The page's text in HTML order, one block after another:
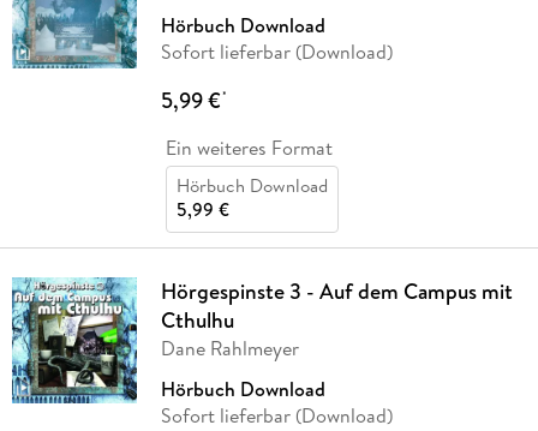
Hörbuch Download
Sofort lieferbar (Download)
5,99 €*
Ein weiteres Format
Hörbuch Download
5,99 €
Hörgespinste 3 - Auf dem Campus mit
Cthulhu
Dane Rahlmeyer
Hörbuch Download
Sofort lieferbar (Download)